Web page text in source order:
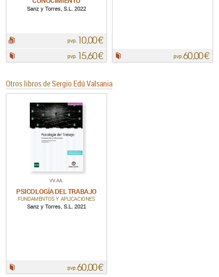
Sanz y Torres, S.L. 2022
pvp. 10,00 €
pvp. 15,60 € pvp.60,00 €
Otros libros deSergio Edú Valsania
VV.AA.
PSICOLOGÍA DEL TRABAJO
FUNDAMENTOS Y APLICACIONES
Sanz y Torres, S.L. 2021
pvp.60,00 €